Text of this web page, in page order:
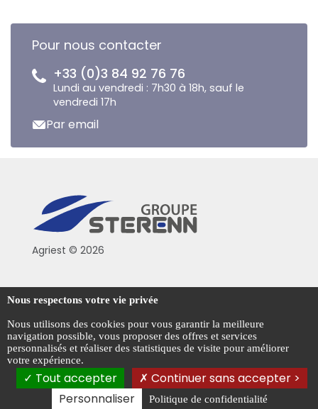
Pour nous contacter
+33 (0)3 84 92 76 76
Lundi au vendredi : 7h30 à 18h, sauf le
vendredi 17h
Par email
Agriest © 2026
Conditions générales de vente
Mentions légales
Politique de confidentialité
Gestion des cookies
Nous respectons votre vie privée
Nous utilisons des cookies pour vous garantir la meilleure
navigation possible, vous proposer des offres et services
personnalisés et réaliser des statistiques de visite pour améliorer
votre expérience.
Tout accepter
Continuer sans accepter >
Personnaliser
Politique de confidentialité